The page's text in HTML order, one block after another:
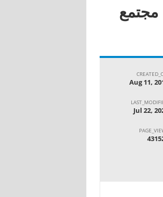
مجتمع
Aug 11,
Jul 22,